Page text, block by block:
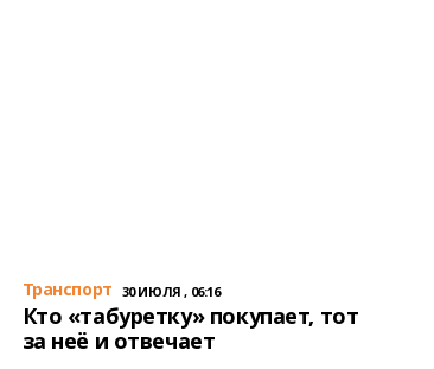
Транспорт 30 ИЮЛЯ , 06:16
Кто «табуретку» покупает, тот
за неё и отвечает